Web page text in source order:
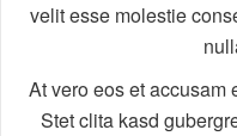
velit esse molestie
At vero eos et accusam
Stet clita kasd